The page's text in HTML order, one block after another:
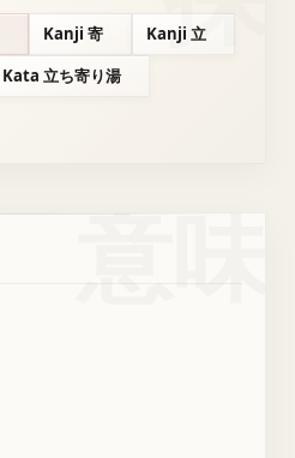
Kanji 寄
Kanji 立
Kata 立ち寄り湯
意味